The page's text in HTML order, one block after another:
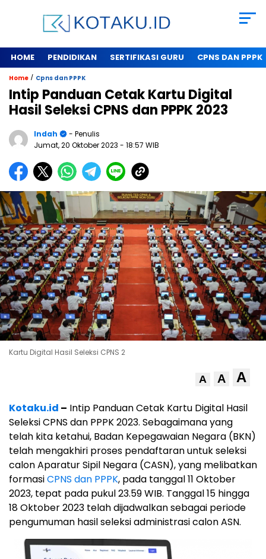
HOME PENDIDIKAN SERTIFIKASI GURU CPNS DAN PPPK
Home / Cpns dan PPPK
Intip Panduan Cetak Kartu Digital
Hasil Seleksi CPNS dan PPPK 2023
Indah
- Penulis
Jumat, 20 Oktober 2023 - 18:57 WIB
Kartu Digital Hasil Seleksi CPNS 2
A A A
Kotaku.id – Intip Panduan Cetak Kartu Digital Hasil
Seleksi CPNS dan PPPK 2023. Sebagaimana yang
telah kita ketahui, Badan Kepegawaian Negara (BKN)
telah mengakhiri proses pendaftaran untuk seleksi
calon Aparatur Sipil Negara (CASN), yang melibatkan
formasiCPNS dan PPPK, pada tanggal 11 Oktober
2023, tepat pada pukul 23.59 WIB. Tanggal 15 hingga
18 Oktober 2023 telah dijadwalkan sebagai periode
pengumuman hasil seleksi administrasi calon ASN.